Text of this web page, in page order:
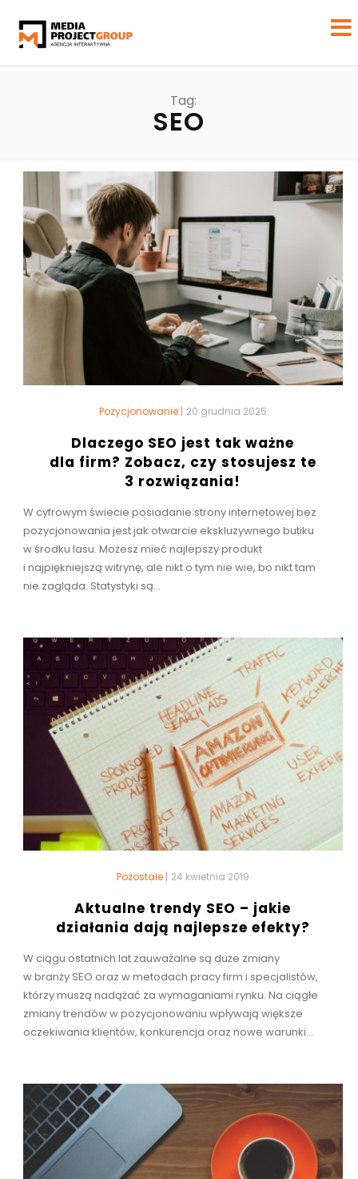
Tag:
SEO
Pozycjonowanie| 20 grudnia 2025
Dlaczego SEO jest tak ważne
dla firm? Zobacz, czy stosujesz te
3 rozwiązania!
W cyfrowym świecie posiadanie strony internetowej bez
pozycjonowania jest jak otwarcie ekskluzywnego butiku
w środku lasu. Możesz mieć najlepszy produkt
i najpiękniejszą witrynę, ale nikt o tym nie wie, bo nikt tam
nie zagląda. Statystyki są...
Pozostałe| 24 kwietnia 2019
Aktualne trendy SEO – jakie
działania dają najlepsze efekty?
W ciągu ostatnich lat zauważalne są duże zmiany
w branży SEO oraz w metodach pracy firm i specjalistów,
którzy muszą nadążać za wymaganiami rynku. Na ciągłe
zmiany trendów w pozycjonowaniu wpływają większe
oczekiwania klientów, konkurencja oraz nowe warunki...